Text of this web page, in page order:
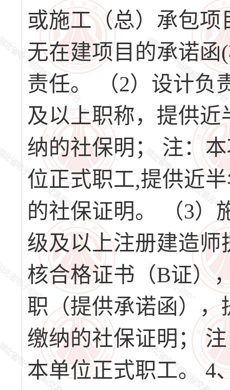
或施工（总）承包
无在建项目的承诺
责任。 （2）设计负
及以上职称，提供
纳的社保明； 注：
位正式职工,提供近
的社保证明。 （3）
级及以上注册建造
核合格证书（B证）
职（提供承诺函）
缴纳的社保证明；
本单位正式职工。 4